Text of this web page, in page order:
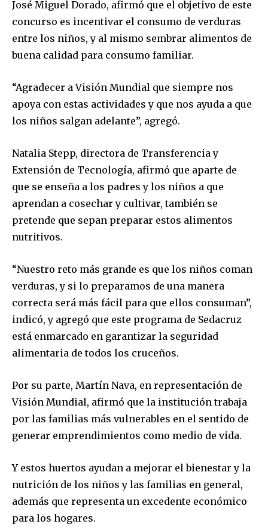
Join our community of
SUBSCRIBERS and be part of the
conversation.
To subscribe, simply enter your email address on our website
or click the subscribe button below. Don't worry, we respect
your privacy and won't spam your inbox. Your information is
safe with us.
José Miguel Dorado, afirmó que el objetivo de este
concurso es incentivar el consumo de verduras
entre los niños, y al mismo sembrar alimentos de
buena calidad para consumo familiar.
“Agradecer a Visión Mundial que siempre nos
apoya con estas actividades y que nos ayuda a que
los niños salgan adelante”, agregó.
Natalia Stepp, directora de Transferencia y
Extensión de Tecnología, afirmó que aparte de
que se enseña a los padres y los niños a que
aprendan a cosechar y cultivar, también se
pretende que sepan preparar estos alimentos
nutritivos.
“Nuestro reto más grande es que los niños coman
verduras, y si lo preparamos de una manera
correcta será más fácil para que ellos consuman”,
indicó, y agregó que este programa de Sedacruz
está enmarcado en garantizar la seguridad
alimentaria de todos los cruceños.
Por su parte, Martín Nava, en representación de
Visión Mundial, afirmó que la institución trabaja
por las familias más vulnerables en el sentido de
generar emprendimientos como medio de vida.
Y estos huertos ayudan a mejorar el bienestar y la
nutrición de los niños y las familias en general,
además que representa un excedente económico
para los hogares.